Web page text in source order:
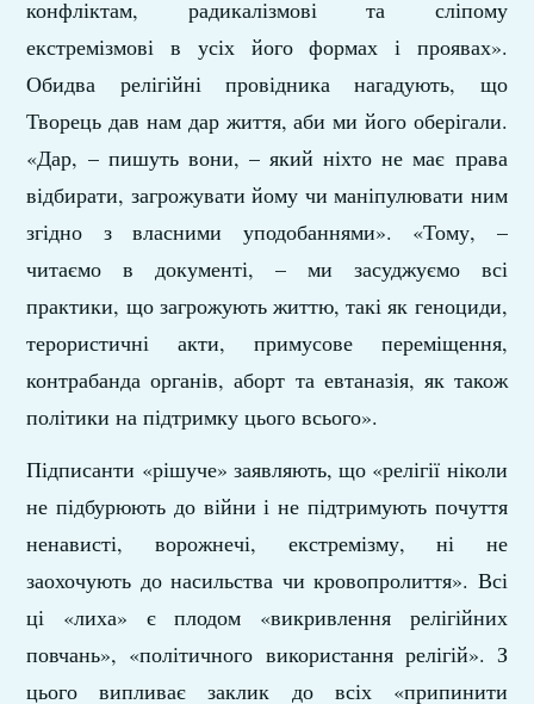
конфліктам, радикалізмові та сліпому
екстремізмові в усіх його формах і проявах».
Обидва релігійні провідника нагадують, що
Творець дав нам дар життя, аби ми його оберігали.
«Дар, – пишуть вони, – який ніхто не має права
відбирати, загрожувати йому чи маніпулювати ним
згідно з власними уподобаннями». «Тому, –
читаємо в документі, – ми засуджуємо всі
практики, що загрожують життю, такі як геноциди,
терористичні акти, примусове переміщення,
контрабанда органів, аборт та евтаназія, як також
політики на підтримку цього всього».
Підписанти «рішуче» заявляють, що «релігії ніколи
не підбурюють до війни і не підтримують почуття
ненависті, ворожнечі, екстремізму, ні не
заохочують до насильства чи кровопролиття». Всі
ці «лиха» є плодом «викривлення релігійних
повчань», «політичного використання релігій». З
цього випливає заклик до всіх «припинити